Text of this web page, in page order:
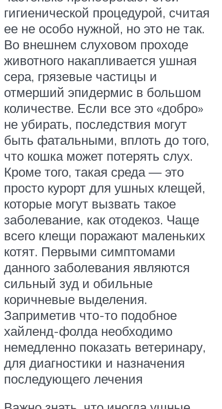
гигиенической процедурой, считая
ее не особо нужной, но это не так.
Во внешнем слуховом проходе
животного накапливается ушная
сера, грязевые частицы и
отмерший эпидермис в большом
количестве. Если все это «добро»
не убирать, последствия могут
быть фатальными, вплоть до того,
что кошка может потерять слух.
Кроме того, такая среда — это
просто курорт для ушных клещей,
которые могут вызвать такое
заболевание, как отодекоз. Чаще
всего клещи поражают маленьких
котят. Первыми симптомами
данного заболевания являются
сильный зуд и обильные
коричневые выделения.
Заприметив что-то подобное
хайленд-фолда необходимо
немедленно показать ветеринару,
для диагностики и назначения
последующего лечения